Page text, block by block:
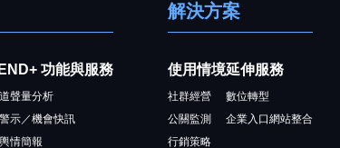
功能與服務
聲量分析
示／機會快訊
情簡報
解決方案
使用情境
社群經營
公關監測
行銷策略
延伸服務
數位轉型
企業入口網站整合